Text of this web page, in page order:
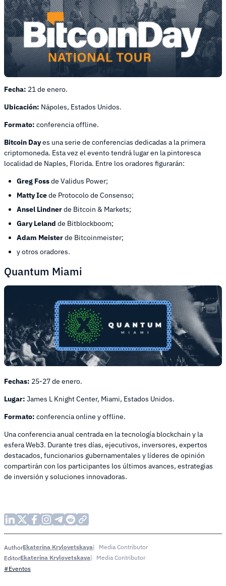
Fecha: 21 de enero.
Ubicación: Nápoles, Estados Unidos.
Formato: conferencia offline.
Bitcoin Dayes una serie de conferencias dedicadas a la primera
criptomoneda. Esta vez el evento tendrá lugar en la pintoresca
localidad de Naples, Florida. Entre los oradores figurarán:
Greg Fossde Validus Power;
Matty Icede Protocolo de Consenso;
Ansel Lindnerde Bitcoin & Markets;
Gary Leland de Bitblockboom;
Adam Meisterde Bitcoinmeister;
y otros oradores.
Quantum Miami
Fechas: 25-27 de enero.
Lugar: James L Knight Center, Miami, Estados Unidos.
Formato: conferencia online y offline.
Una conferencia anual centrada en la tecnología blockchain y la
esfera Web3. Durante tres días, ejecutivos, inversores, expertos
destacados, funcionarios gubernamentales y líderes de opinión
compartirán con los participantes los últimos avances, estrategias
de inversión y soluciones innovadoras.
AuthorEkaterina Krylovetskaya
Media Contributor
EditorEkaterina Krylovetskaya
Media Contributor
#Eventos